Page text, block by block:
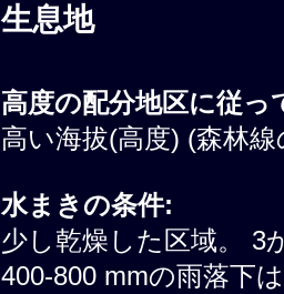
生息地
高度の配分地区に従っ
高い海拔(高度) (森林
水まきの条件:
少し乾燥した区域。 3
400-800 mmの雨落下